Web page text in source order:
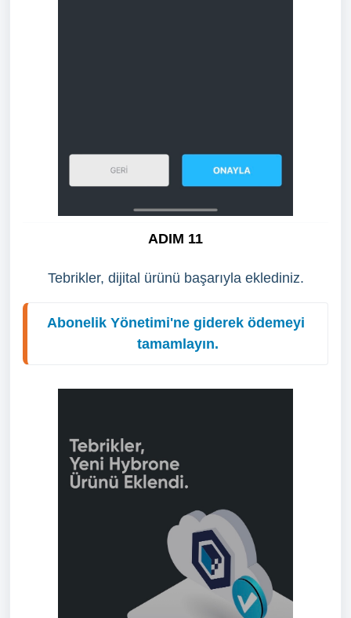
ADIM 11
Tebrikler, dijital ürünü başarıyla eklediniz.
Abonelik Yönetimi'ne giderek ödemeyi
tamamlayın.